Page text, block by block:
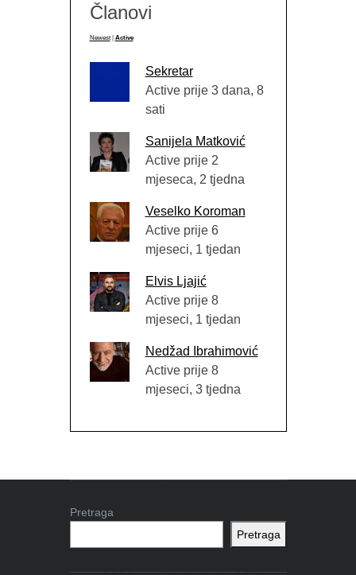
Članovi
Newest Active
Sekretar
Active prije 3 dana, 8
sati
Sanijela Matković
Active prije 2
mjeseca, 2 tjedna
Veselko Koroman
Active prije 6
mjeseci, 1 tjedan
Elvis Ljajić
Active prije 8
mjeseci, 1 tjedan
Nedžad Ibrahimović
Active prije 8
mjeseci, 3 tjedna
Pretraga
Pretraga